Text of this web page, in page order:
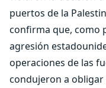
puertos de la
confirma que, como
agresión
operaciones de las
condujeron a